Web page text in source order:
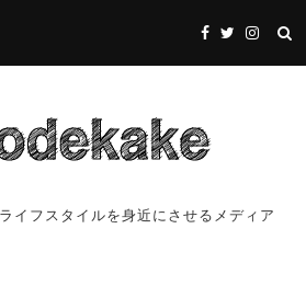
イフスタイルを身近にさせるメディア